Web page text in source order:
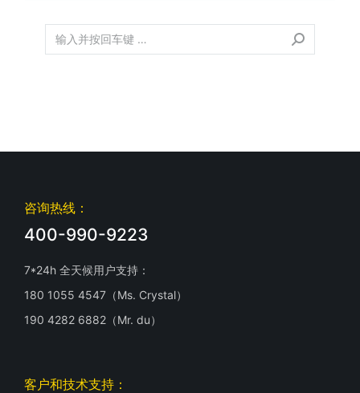
咨询热线：
400-990-9223
7*24h 全天候用户支持：
180 1055 4547（Ms. Crystal）
190 4282 6882（Mr. du）
客户和技术支持：